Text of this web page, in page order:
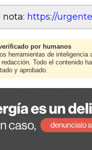
nota: https://
por humanos
herramientas de inteligencia
Todo el contenido
y aprobado.